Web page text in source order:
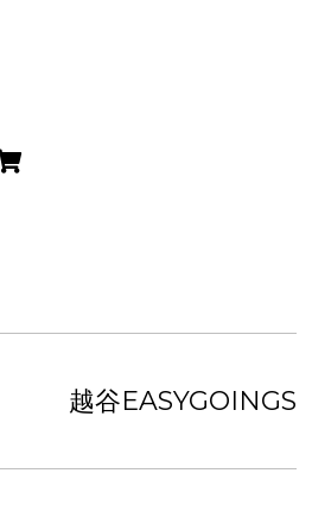
越谷EASYGOINGS